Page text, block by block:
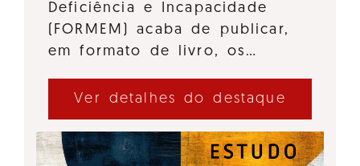
Deficiência e Incapacidade
(FORMEM) acaba de publicar,
em formato de livro, os…
Ver detalhes do destaque